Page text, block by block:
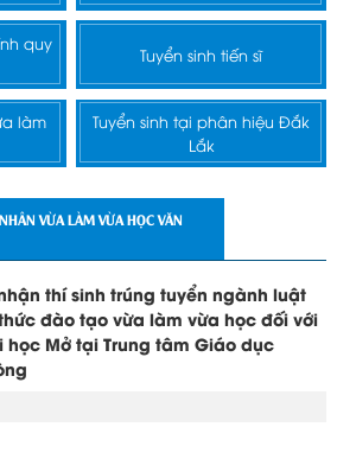
quy
Tuyển sinh tiến sĩ
làm
Tuyển sinh tại phân hiệu Đắk
Lắk
VỪA LÀM VỪA HỌC VĂN
thí sinh trúng tuyển ngành luật
đào tạo vừa làm vừa học đối với
Mở tại Trung tâm Giáo dục